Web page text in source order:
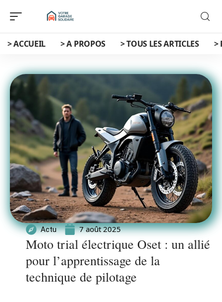
> ACCUEIL > A PROPOS > TOUS LES ARTICLES >
Actu 7 août 2025
Moto trial électrique Oset : un allié
pour l’apprentissage de la
technique de pilotage